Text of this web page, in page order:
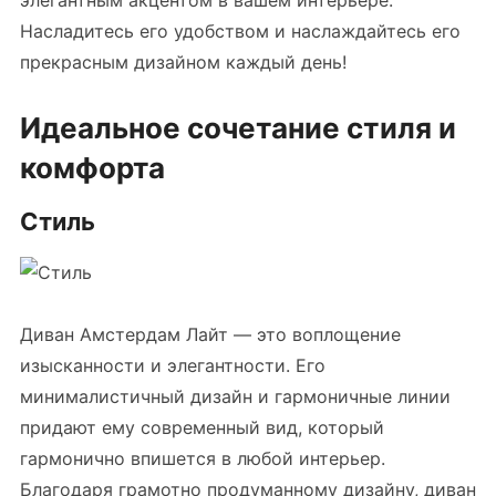
Насладитесь его удобством и наслаждайтесь его
прекрасным дизайном каждый день!
Идеальное сочетание стиля и
комфорта
Стиль
Диван Амстердам Лайт — это воплощение
изысканности и элегантности. Его
минималистичный дизайн и гармоничные линии
придают ему современный вид, который
гармонично впишется в любой интерьер.
Благодаря грамотно продуманному дизайну, диван